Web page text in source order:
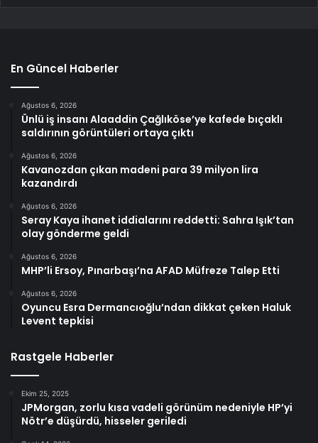
En Güncel Haberler
Ağustos 6, 2026
Ünlü iş insanı Alaaddin Çağlıköse’ye kafede bıçaklı
saldırının görüntüleri ortaya çıktı
Ağustos 6, 2026
Kavanozdan çıkan madeni para 39 milyon lira
kazandırdı
Ağustos 6, 2026
Seray Kaya ihanet iddialarını reddetti: Sahra Işık’tan
olay gönderme geldi
Ağustos 6, 2026
MHP’li Ersoy, Pınarbaşı’na AFAD Müfreze Talep Etti
Ağustos 6, 2026
Oyuncu Esra Dermancıoğlu’ndan dikkat çeken Haluk
Levent tepkisi
Rastgele Haberler
Ekim 25, 2025
JPMorgan, zorlu kısa vadeli görünüm nedeniyle HP’yi
Nötr’e düşürdü, hisseler geriledi